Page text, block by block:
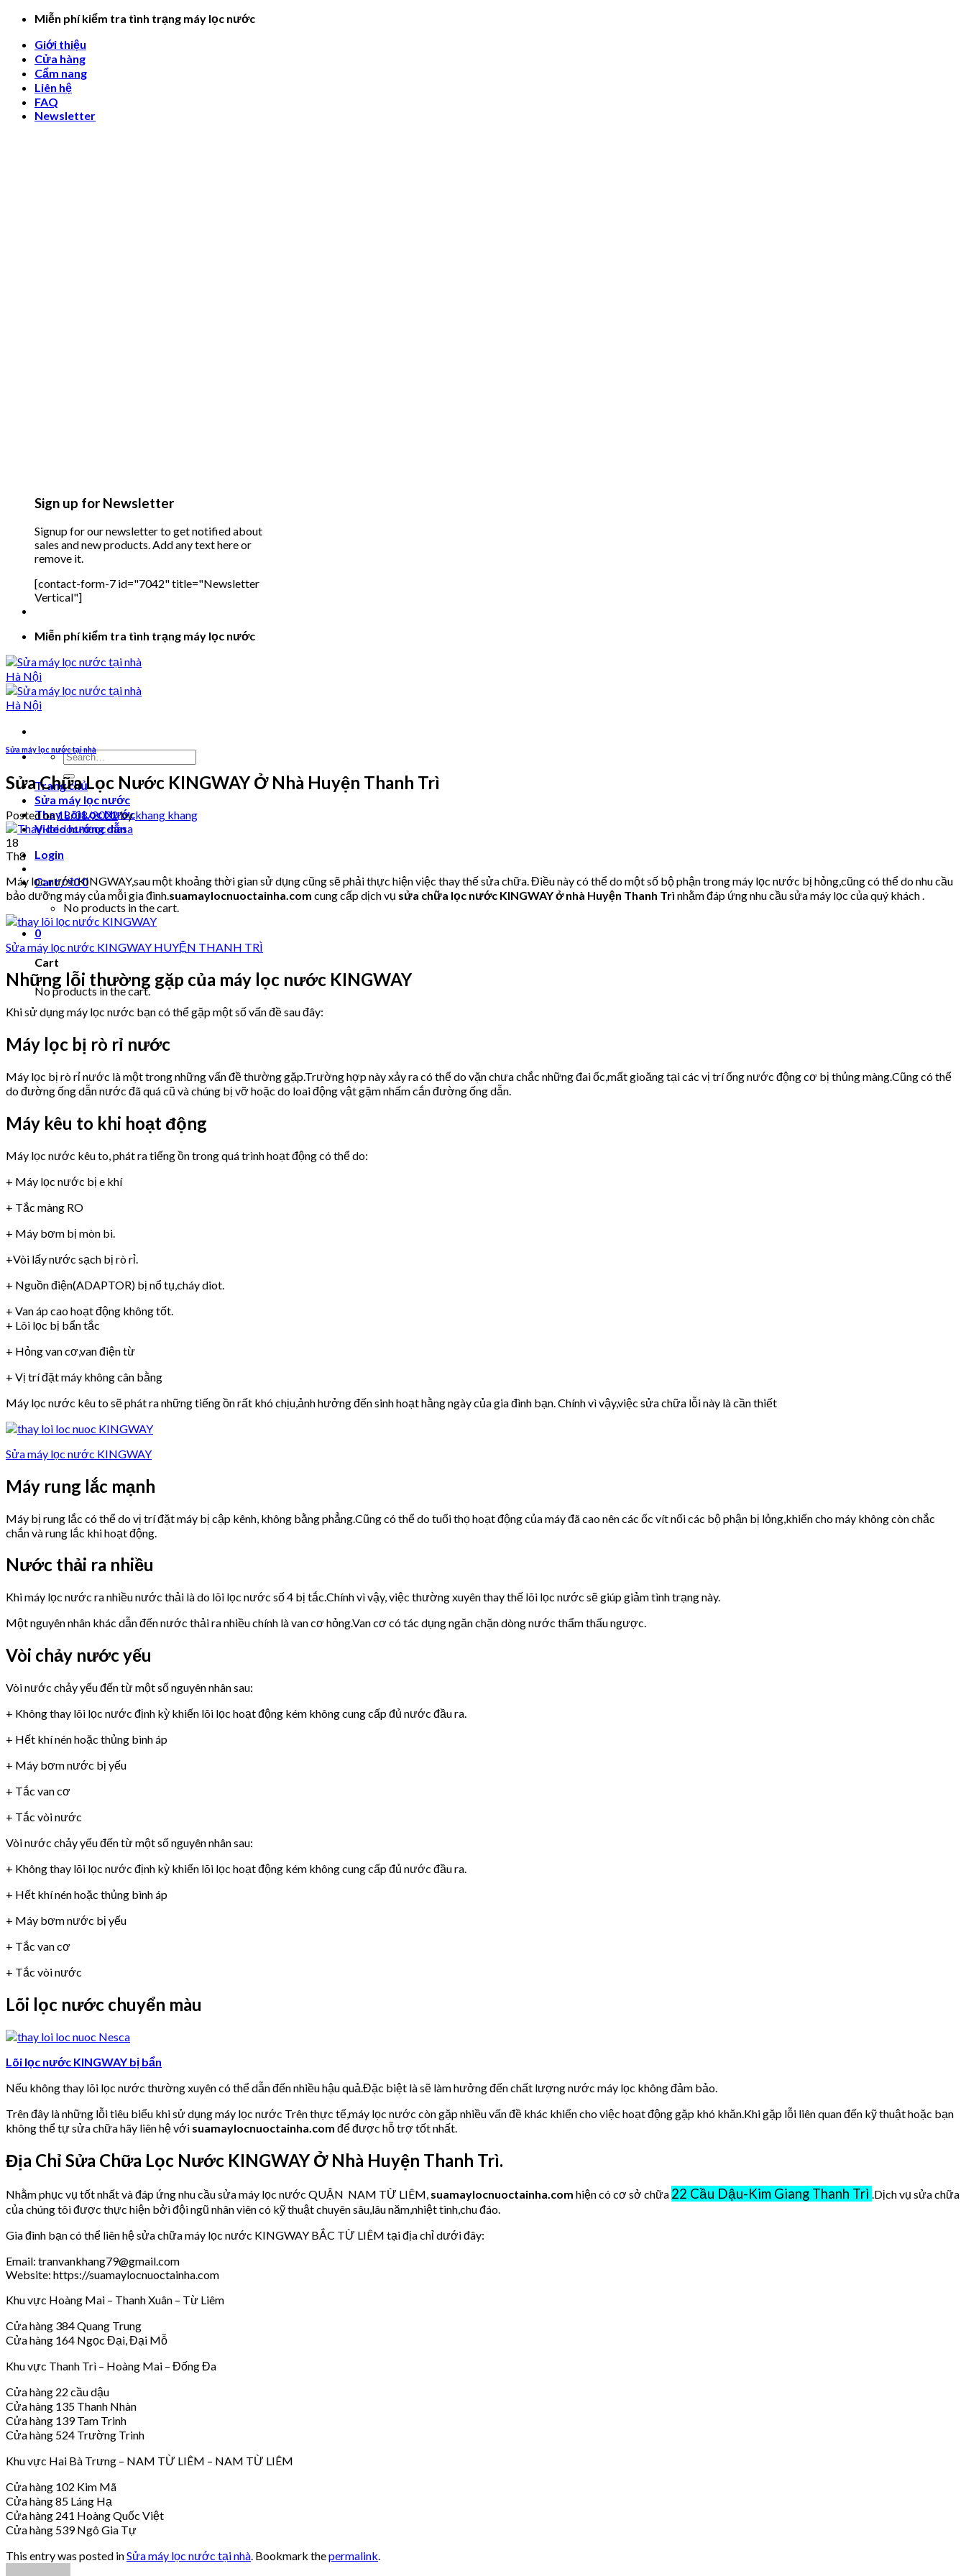
Skip
content
Miễn phí kiểm tra tình trạng máy lọc nước
Giới thiệu
Cửa hàng
Cẩm nang
Liên hệ
FAQ
Newsletter
Sign up for Newsletter
Signup for our newsletter to get notified about
sales and new products. Add any text here or
remove it.
[contact-form-7 id="7042" title="Newsletter
Vertical"]
Miễn phí kiểm tra tình trạng máy lọc nước
Search
for:
Trang chủ
Sửa máy lọc nước
Thay Lõi Lọc Nước
Video hướng dẫn
Login
Cart /₫00
No products in the cart.
0
Cart
No products in the cart.
Sửa máy lọc nước tại nhà
Sửa Chữa Lọc Nước KINGWAY Ở Nhà Huyện Thanh Trì
Posted on18/08/2022bykhang khang
18
Th8
Máy lọc nước KINGWAY,sau một khoảng thời gian sử dụng cũng sẽ phải thực hiện việc thay thế sửa chữa. Điều này có thể do một số bộ phận trong máy lọc nước bị hỏng,cũng có thể do nhu cầu
bảo dưỡng máy của mỗi gia đình.suamaylocnuoctainha.com cung cấp dịch vụ sửa chữa lọc nước KINGWAY ở nhà Huyện Thanh Trì nhằm đáp ứng nhu cầu sửa máy lọc của quý khách .
Sửa máy lọc nước KINGWAY HUYỆN THANH TRÌ
Những lỗi thường gặp của máy lọc nước KINGWAY
Khi sử dụng máy lọc nước bạn có thể gặp một số vấn đề sau đây:
Máy lọc bị rò rỉ nước
Máy lọc bị rò rỉ nước là một trong những vấn đề thường gặp.Trường hợp này xảy ra có thể do vặn chưa chắc những đai ốc,mất gioăng tại các vị trí ống nước động cơ bị thủng màng.Cũng có thể
do đường ống dẫn nước đã quá cũ và chúng bị vỡ hoặc do loai động vật gặm nhấm cắn đường ống dẫn.
Máy kêu to khi hoạt động
Máy lọc nước kêu to, phát ra tiếng ồn trong quá trình hoạt động có thể do:
+ Máy lọc nước bị e khí
+ Tắc màng RO
+ Máy bơm bị mòn bi.
+Vòi lấy nước sạch bị rò rỉ.
+ Nguồn điện(ADAPTOR) bị nổ tụ,cháy diot.
+ Van áp cao hoạt động không tốt.
+ Lõi lọc bị bẩn tắc
+ Hỏng van cơ,van điện từ
+ Vị trí đặt máy không cân bằng
Máy lọc nước kêu to sẽ phát ra những tiếng ồn rất khó chịu,ảnh hưởng đến sinh hoạt hằng ngày của gia đình bạn. Chính vì vậy,việc sửa chữa lỗi này là cần thiết
Sửa máy lọc nước KINGWAY
Máy rung lắc mạnh
Máy bị rung lắc có thể do vị trí đặt máy bị cập kênh, không bằng phẳng.Cũng có thể do tuổi thọ hoạt động của máy đã cao nên các ốc vít nối các bộ phận bị lỏng,khiến cho máy không còn chắc
chắn và rung lắc khi hoạt động.
Nước thải ra nhiều
Khi máy lọc nước ra nhiều nước thải là do lõi lọc nước số 4 bị tắc.Chính vì vậy, việc thường xuyên thay thế lõi lọc nước sẽ giúp giảm tình trạng này.
Một nguyên nhân khác dẫn đến nước thải ra nhiều chính là van cơ hỏng.Van cơ có tác dụng ngăn chặn dòng nước thẩm thấu ngược.
Vòi chảy nước yếu
Vòi nước chảy yếu đến từ một số nguyên nhân sau:
+ Không thay lõi lọc nước định kỳ khiến lõi lọc hoạt động kém không cung cấp đủ nước đầu ra.
+ Hết khí nén hoặc thủng bình áp
+ Máy bơm nước bị yếu
+ Tắc van cơ
+ Tắc vòi nước
Vòi nước chảy yếu đến từ một số nguyên nhân sau:
+ Không thay lõi lọc nước định kỳ khiến lõi lọc hoạt động kém không cung cấp đủ nước đầu ra.
+ Hết khí nén hoặc thủng bình áp
+ Máy bơm nước bị yếu
+ Tắc van cơ
+ Tắc vòi nước
Lõi lọc nước chuyển màu
Lõi lọc nước KINGWAY bị bẩn
Nếu không thay lõi lọc nước thường xuyên có thể dẫn đến nhiều hậu quả.Đặc biệt là sẽ làm hưởng đến chất lượng nước máy lọc không đảm bảo.
Trên đây là những lỗi tiêu biểu khi sử dụng máy lọc nước Trên thực tế,máy lọc nước còn gặp nhiều vấn đề khác khiến cho việc hoạt động gặp khó khăn.Khi gặp lỗi liên quan đến kỹ thuật hoặc bạn
không thể tự sửa chữa hãy liên hệ với suamaylocnuoctainha.com để được hỗ trợ tốt nhất.
Địa Chỉ Sửa Chữa Lọc Nước KINGWAY Ở Nhà Huyện Thanh Trì.
Nhằm phục vụ tốt nhất và đáp ứng nhu cầu sửa máy lọc nước QUẬN NAM TỪ LIÊM, suamaylocnuoctainha.com hiện có cơ sở chữa 22 Cầu Dậu-Kim Giang Thanh Trì .Dịch vụ sửa chữa
của chúng tôi được thực hiện bởi đội ngũ nhân viên có kỹ thuật chuyên sâu,lâu năm,nhiệt tình,chu đáo.
Gia đình bạn có thể liên hệ sửa chữa máy lọc nước KINGWAY BẮC TỪ LIÊM tại địa chỉ dưới đây:
Email: tranvankhang79@gmail.com
Website: https://suamaylocnuoctainha.com
Khu vực Hoàng Mai – Thanh Xuân – Từ Liêm
Cửa hàng 384 Quang Trung
Cửa hàng 164 Ngọc Đại, Đại Mỗ
Khu vực Thanh Trì – Hoàng Mai – Đống Đa
Cửa hàng 22 cầu dậu
Cửa hàng 135 Thanh Nhàn
Cửa hàng 139 Tam Trinh
Cửa hàng 524 Trường Trinh
Khu vực Hai Bà Trưng – NAM TỪ LIÊM – NAM TỪ LIÊM
Cửa hàng 102 Kim Mã
Cửa hàng 85 Láng Hạ
Cửa hàng 241 Hoàng Quốc Việt
Cửa hàng 539 Ngô Gia Tự
This entry was posted inSửa máy lọc nước tại nhà . Bookmark thepermalink